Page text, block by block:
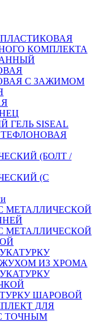
КОМПЛЕКТА
С ЗАЖИМОМ
SISEAL
(БОЛТ /
(С
МЕТАЛЛИЧЕСКОЙ
МЕТАЛЛИЧЕСКОЙ
ИЗ ХРОМА
ШАРОВОЙ
ДЛЯ
ТОЧНЫМ